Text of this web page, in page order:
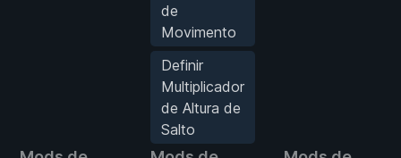
de
Movimento
Definir
Multiplicador
de Altura de
Salto